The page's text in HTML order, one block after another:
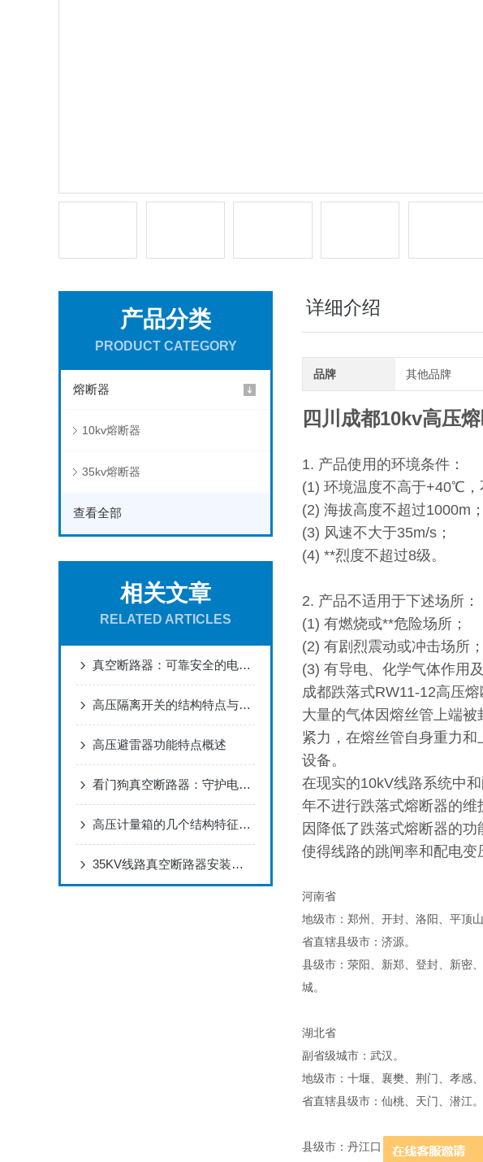
产品分类
PRODUCT CATEGORY
熔断器
10kv熔断器
35kv熔断器
查看全部
相关文章
RELATED ARTICLES
真空断路器：可靠安全的电力保护利器
高压隔离开关的结构特点与电力检修安全应用
高压避雷器功能特点概述
看门狗真空断路器：守护电力安全的利器
高压计量箱的几个结构特征来了解下呢
35KV线路真空断路器安装调试规范：接线、接地、操作机构调试实操要点
详细介绍
品牌 其他品牌
四川成都10kv高压
1. 产品使用的环境条件：
(1) 环境温度不高于+40℃，
(2) 海拔高度不超过1000m；
(3) 风速不大于35m/s；
(4) **烈度不超过8级。
2. 产品不适用于下述场所：
(1) 有燃烧或**危险场所；
(2) 有剧烈震动或冲击场所；
(3) 有导电、化学气体作用
成都跌落式RW11-12高压
大量的气体因熔丝管上端
紧力，在熔丝管自身重力
设备。
在现实的10kV线路系统中
年不进行跌落式熔断器的
因降低了跌落式熔断器的
使得线路的跳闸率和配电变
河南省
地级市：郑州、开封、洛阳、平顶
省直辖县级市：济源。
县级市：荥阳、新郑、登封、新密
城。
湖北省
副省级城市：武汉。
地级市：十堰、襄樊、荆门、孝感
省直辖县级市：仙桃、天门、潜江
县级市：丹江口、老河口、枣阳、